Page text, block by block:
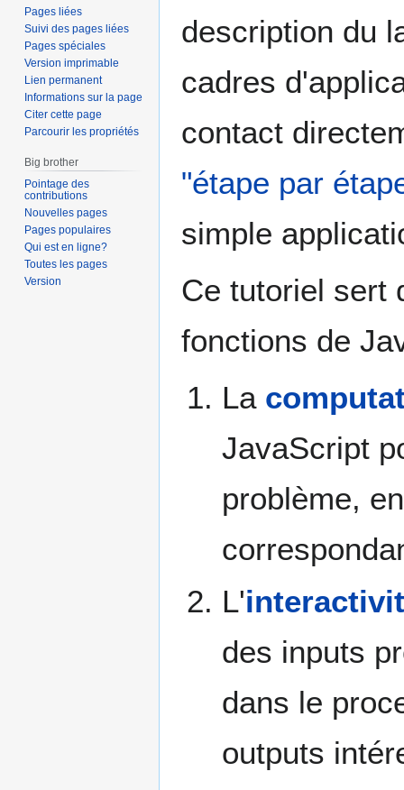
description du
cadres
contact
"étape par
simple
Ce tutoriel sert
fonctions de
La
JavaScript
problème,
L'
des inputs
dans le
outputs
Pages liées
Suivi des pages liées
Pages spéciales
Version imprimable
Lien permanent
Informations sur la page
Citer cette page
Parcourir les propriétés
Big brother
Pointage des
contributions
Nouvelles pages
Pages populaires
Qui est en ligne?
Toutes les pages
Version